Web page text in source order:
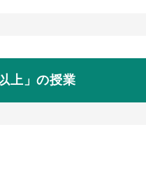
上」の授業